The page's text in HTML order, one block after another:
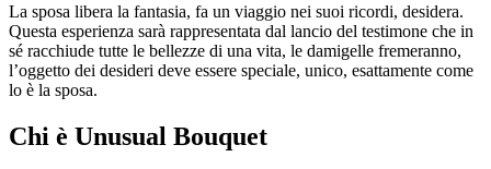
La sposa libera la fantasia, fa un viaggio nei suoi ricordi, desidera.
Questa esperienza sarà rappresentata dal lancio del testimone che in
sé racchiude tutte le bellezze di una vita, le damigelle fremeranno,
l’oggetto dei desideri deve essere speciale, unico, esattamente come
lo è la sposa.
Chi è Unusual Bouquet